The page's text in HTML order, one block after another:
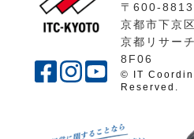
〒600-8813
京都市下京
京都リサー
8F06
© IT
Reserved.